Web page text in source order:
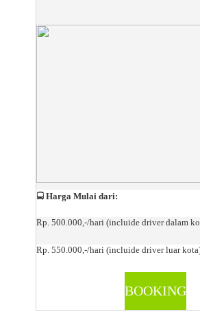
🚍 Harga Mulai dari:
Rp. 500.000,-/hari (incluide driver dalam
Rp. 550.000,-/hari (incluide driver luar
BOOKING